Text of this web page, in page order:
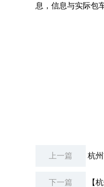
息，信息与实际包
上一篇 杭
下一篇 【